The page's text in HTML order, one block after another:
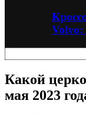
Volvo:
Какой
мая 2023